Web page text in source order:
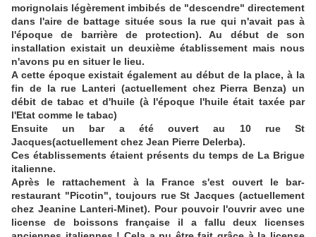
morignolais légèrement imbibés de "descendre" directement
dans l'aire de battage située sous la rue qui n'avait pas à
l'époque de barrière de protection). Au début de son
installation existait un deuxième établissement mais nous
n'avons pu en situer le lieu.
A cette époque existait également au début de la place, à la
fin de la rue Lanteri (actuellement chez Pierra Benza) un
débit de tabac et d'huile (à l'époque l'huile était taxée par
l'Etat comme le tabac)
Ensuite un bar a été ouvert au 10 rue St
Jacques(actuellement chez Jean Pierre Delerba).
Ces établissements étaient présents du temps de La Brigue
italienne.
Après le rattachement à la France s'est ouvert le bar-
restaurant "Picotin", toujours rue St Jacques (actuellement
chez Jeanine Lanteri-Minet). Pour pouvoir l'ouvrir avec une
license de boissons française il a fallu deux licenses